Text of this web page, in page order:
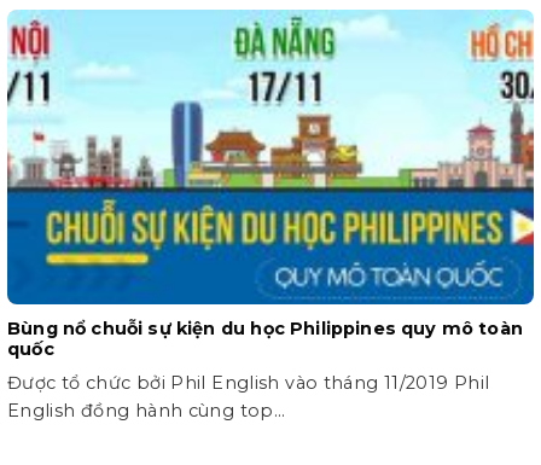
Bùng nổ chuỗi sự kiện du học Philippines quy mô toàn
quốc
Được tổ chức bởi Phil English vào tháng 11/2019 Phil
English đồng hành cùng top...